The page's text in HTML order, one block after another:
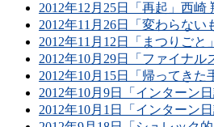
2012年12月25日「再起」西崎
2012年11月26日「変わらない
2012年11月12日「まつりごと
2012年10月29日「ファイナル
2012年10月15日「帰ってきた
2012年10月9日「インターン
2012年10月1日「インターン